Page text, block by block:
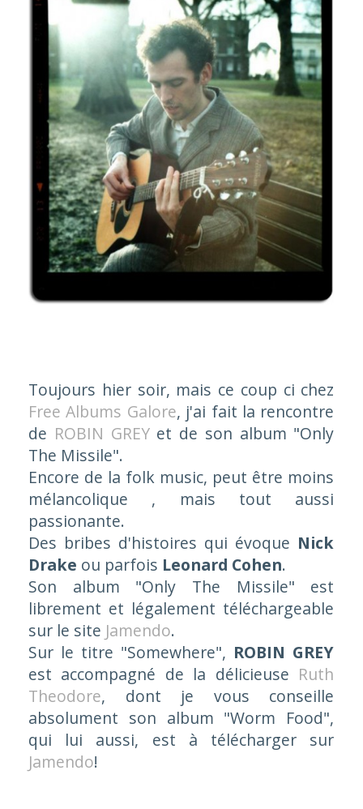
Toujours hier soir, mais ce coup ci chez
Free Albums Galore, j'ai fait la rencontre
de ROBIN GREYet de son album "Only
The Missile".
Encore de la folk music, peut être moins
mélancolique , mais tout aussi
passionante.
Des bribes d'histoires qui évoque Nick
Drake ou parfois Leonard Cohen.
Son album "Only The Missile" est
librement et légalement téléchargeable
sur le site Jamendo.
Sur le titre "Somewhere", ROBIN GREY
est accompagné de la délicieuse Ruth
Theodore, dont je vous conseille
absolument son album "Worm Food",
qui lui aussi, est à télécharger sur
Jamendo!